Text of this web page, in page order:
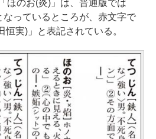
ほのお(炎)」は、普通版では
なっているところが、赤文字で
恒実)」と表記されている。